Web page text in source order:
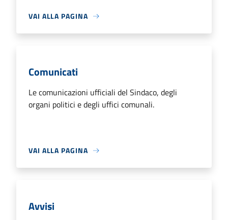
VAI ALLA PAGINA
Comunicati
Le comunicazioni ufficiali del Sindaco, degli
organi politici e degli uffici comunali.
VAI ALLA PAGINA
Avvisi